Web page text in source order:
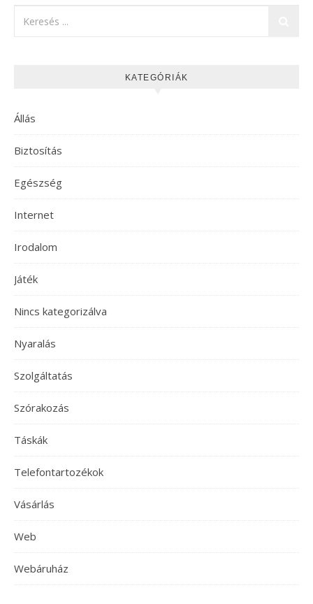
KATEGÓRIÁK
Állás
Biztosítás
Egészség
Internet
Irodalom
Játék
Nincs kategorizálva
Nyaralás
Szolgáltatás
Szórakozás
Táskák
Telefontartozékok
Vásárlás
Web
Webáruház